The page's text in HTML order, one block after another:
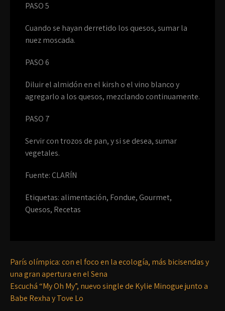
PASO 5
Cuando se hayan derretido los quesos, sumar la
nuez moscada.
PASO 6
Diluir el almidón en el kirsh o el vino blanco y
agregarlo a los quesos, mezclando continuamente.
PASO 7
Servir con trozos de pan, y si se desea, sumar
vegetales.
Fuente: CLARÍN
Etiquetas: alimentación, Fondue,Gourmet,
Quesos, Recetas
París olímpica: con el foco en la ecología, más bicisendas y
una gran apertura en el Sena
Escuchá “My Oh My”, nuevo single de Kylie Minogue junto a
Babe Rexha y Tove Lo